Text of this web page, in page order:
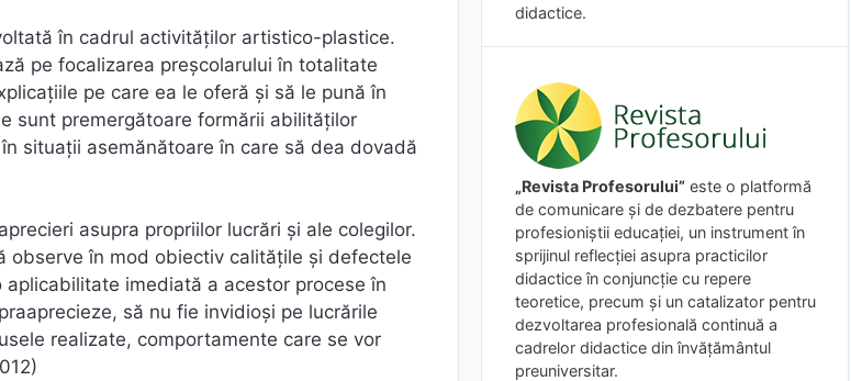
în cadrul activităților artistico-plastice.
pe focalizarea preșcolarului în totalitate
pe care ea le oferă și să le pună în
sunt premergătoare formării abilităților
situații asemănătoare în care să dea dovadă
asupra propriilor lucrări și ale colegilor.
observe în mod obiectiv calitățile și defectele
imediată a acestor procese în
să nu fie invidioși pe lucrările
realizate, comportamente care se vor
didactice.
„Revista Profesorului” este o platformă
de comunicare și de dezbatere pentru
profesioniștii educației, un instrument în
sprijinul reflecției asupra practicilor
didactice în conjuncție cu repere
teoretice, precum și un catalizator pentru
dezvoltarea profesională continuă a
cadrelor didactice din învățământul
preuniversitar.